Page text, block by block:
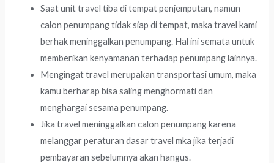
Saat unit travel tiba di tempat penjemputan, namun
calon penumpang tidak siap di tempat, maka travel kami
berhak meninggalkan penumpang. Hal ini semata untuk
memberikan kenyamanan terhadap penumpang lainnya.
Mengingat travel merupakan transportasi umum, maka
kamu berharap bisa saling menghormati dan
menghargai sesama penumpang.
Jika travel meninggalkan calon penumpang karena
melanggar peraturan dasar travel mka jika terjadi
pembayaran sebelumnya akan hangus.